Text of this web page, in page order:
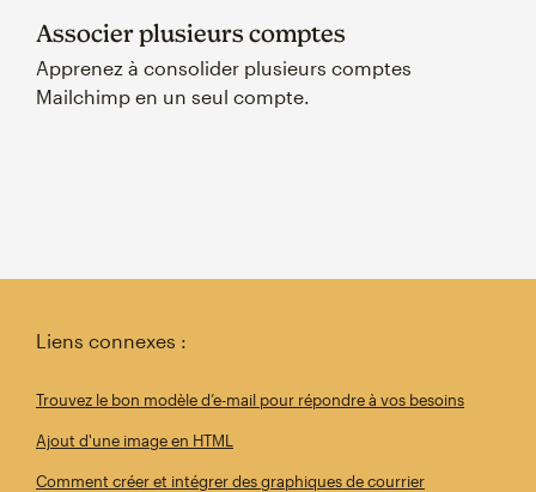
Associer plusieurs comptes
Apprenez à consolider plusieurs comptes
Mailchimp en un seul compte.
Liens connexes :
Trouvez le bon modèle d’e-mail pour répondre à vos besoins
Ajout d'une image en HTML
Comment créer et intégrer des graphiques de courrier